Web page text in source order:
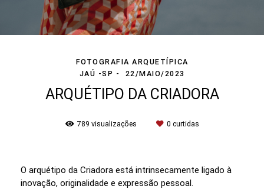
FOTOGRAFIA ARQUETÍPICA
JAÚ -SP
22/MAIO/2023
ARQUÉTIPO DA CRIADORA
789 visualizações 0 curtidas
O arquétipo da Criadora está intrinsecamente ligado à
inovação, originalidade e expressão pessoal.